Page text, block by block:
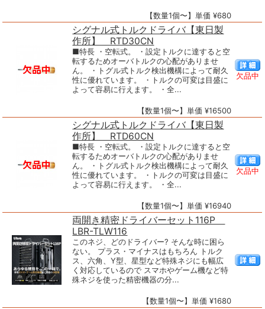
【数量1個〜】単価 ¥680
シグナル式トルクドライバ【東日製
作所】 RTD30CN
■特長 ・空転式。 ・設定トルクに達すると空
転するためオーバトルクの心配がありませ
ん。 ・トグル式トルク検出機構によって耐久
性に優れています。 ・トルクの可変は目盛に
よって容易に行えます。 ・全...
【数量1個〜】単価 ¥16500
欠品中
シグナル式トルクドライバ【東日製
作所】 RTD60CN
■特長 ・空転式。 ・設定トルクに達すると空
転するためオーバトルクの心配がありませ
ん。 ・トグル式トルク検出機構によって耐久
性に優れています。 ・トルクの可変は目盛に
よって容易に行えます。 ・全...
【数量1個〜】単価 ¥16940
欠品中
両開き精密ドライバーセット116P
LBR-TLW116
このネジ、どのドライバー? そんな時に困ら
ない。 プラス・マイナスはもちろん トルク
ス、六角、Y型、星型など特殊ネジにも幅広
く対応しているので スマホやゲーム機など特
殊ネジを使った精密機器の分...
【数量1個〜】単価 ¥1680